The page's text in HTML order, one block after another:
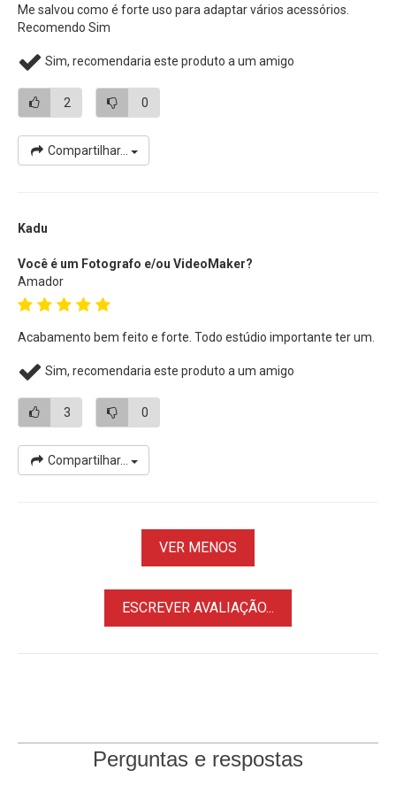
Me salvou como é forte uso para adaptar vários acessórios.
Recomendo Sim
Sim, recomendaria este produto a um amigo
2 0
Compartilhar...
Kadu
Você é um Fotografo e/ou VideoMaker?
Amador
Acabamento bem feito e forte. Todo estúdio importante ter um.
Sim, recomendaria este produto a um amigo
3 0
Compartilhar...
VER MENOS
ESCREVER AVALIAÇÃO...
Perguntas e respostas